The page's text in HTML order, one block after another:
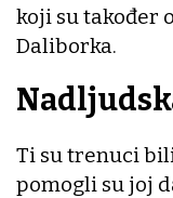
koji su također
Daliborka.
Ti su trenuci
pomogli su joj